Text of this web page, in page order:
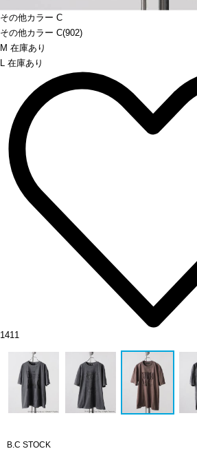
その他カラー C
その他カラー C(902)
M 在庫あり
L 在庫あり
1411
B.C STOCK